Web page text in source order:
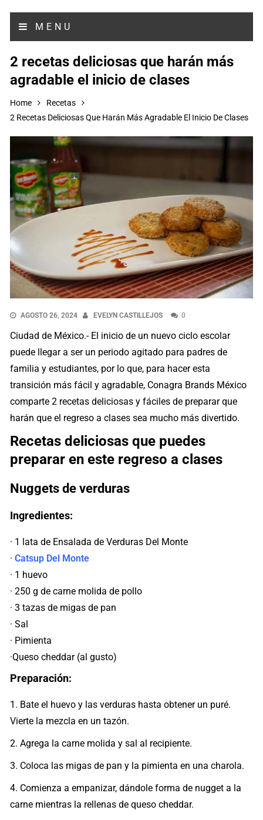
MENU
2 recetas deliciosas que harán más
agradable el inicio de clases
Home
Recetas
2 Recetas Deliciosas Que Harán Más Agradable El Inicio De Clases
AGOSTO 26, 2024 EVELYN CASTILLEJOS 0
Ciudad de México.- El inicio de un nuevo ciclo escolar
puede llegar a ser un periodo agitado para padres de
familia y estudiantes, por lo que, para hacer esta
transición más fácil y agradable, Conagra Brands México
comparte 2 recetas deliciosas y fáciles de preparar que
harán que el regreso a clases sea mucho más divertido.
Recetas deliciosas que puedes
preparar en este regreso a clases
Nuggets de verduras
Ingredientes:
· 1 lata de Ensalada de Verduras Del Monte
·Catsup Del Monte
· 1 huevo
· 250 g de carne molida de pollo
· 3 tazas de migas de pan
· Sal
· Pimienta
·Queso cheddar (al gusto)
Preparación:
1. Bate el huevo y las verduras hasta obtener un puré.
Vierte la mezcla en un tazón.
2. Agrega la carne molida y sal al recipiente.
3. Coloca las migas de pan y la pimienta en una charola.
4. Comienza a empanizar, dándole forma de nugget a la
carne mientras la rellenas de queso cheddar.